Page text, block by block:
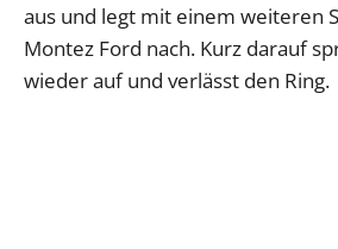
aus und legt mit einem weiteren
Montez Ford nach. Kurz darauf
wieder auf und verlässt den Ring.